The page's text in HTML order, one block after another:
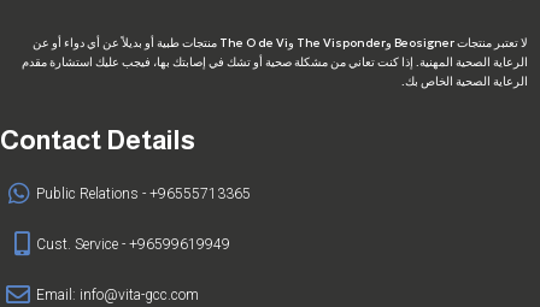
لا تعتبر منتجات Beosigner وThe Visponder وThe O de Vi منتجات طبية أو بديلاً عن أي دواء أو عن
الرعاية الصحية المهنية. إذا كنت تعاني من مشكلة صحية أو تشك في إصابتك بها، فيجب عليك استشارة مقدم
الرعاية الصحية الخاص بك.
Contact Details
Public Relations - +96555713365
Cust. Service - +96599619949
Email: info@vita-gcc.com